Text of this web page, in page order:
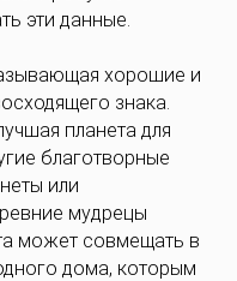
эти данные.
хорошие и
знака.
планета для
благотворные
или
мудрецы
может совмещать в
дома, которым